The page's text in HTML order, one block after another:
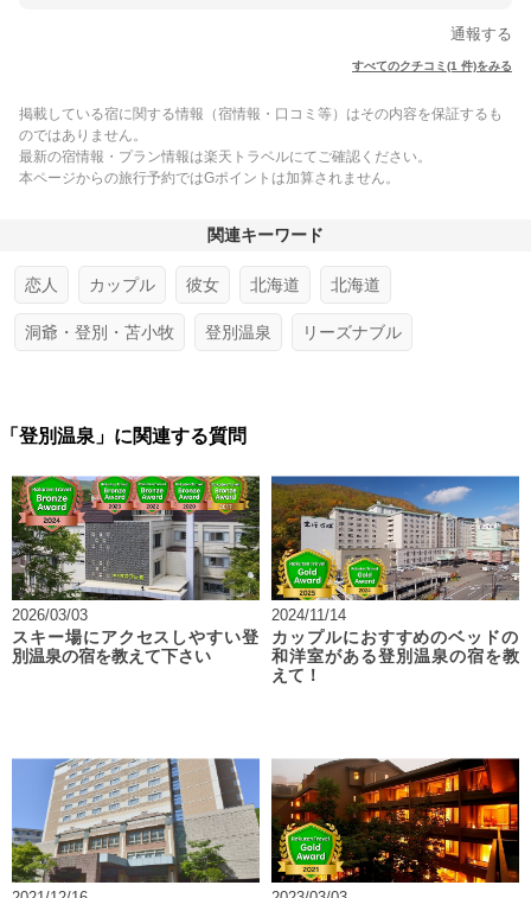
通報する
すべてのクチコミ(1 件)をみる
掲載している宿に関する情報（宿情報・口コミ等）はその内容を保証するも
のではありません。
最新の宿情報・プラン情報は楽天トラベルにてご確認ください。
本ページからの旅行予約ではGポイントは加算されません。
関連キーワード
恋人 カップル 彼女 北海道 北海道
洞爺・登別・苫小牧 登別温泉 リーズナブル
「登別温泉」に関連する質問
2026/03/03
スキー場にアクセスしやすい登
別温泉の宿を教えて下さい
2024/11/14
カップルにおすすめのベッドの
和洋室がある登別温泉の宿を教
えて！